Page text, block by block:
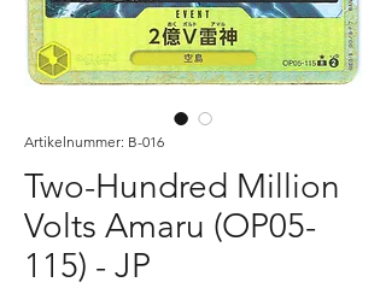
Artikelnummer: B-016
Two-Hundred Million
Volts Amaru (OP05-
115) - JP